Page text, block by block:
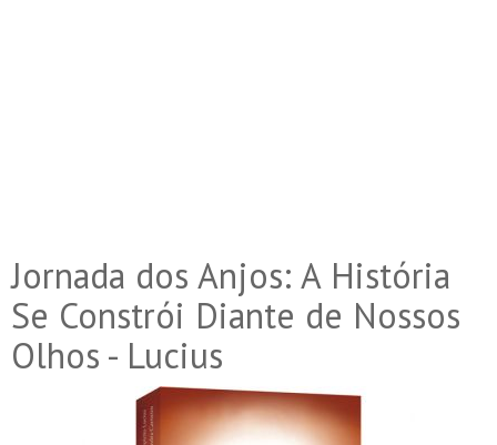
Jornada dos Anjos: A História
Se Constrói Diante de Nossos
Olhos - Lucius